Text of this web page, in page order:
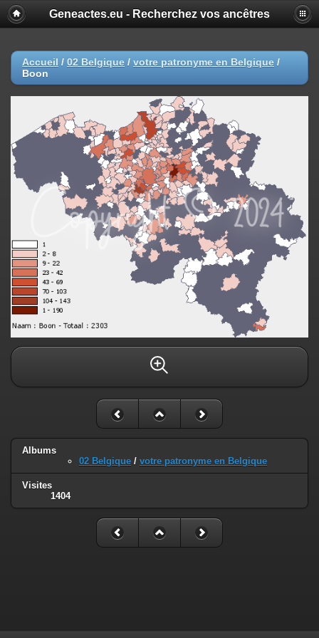
Geneactes.eu - Recherchez vos ancêtres
Accueil / 02 Belgique / votre patronyme en Belgique /
Boon
Albums
02 Belgique / votre patronyme en Belgique
Visites
1404